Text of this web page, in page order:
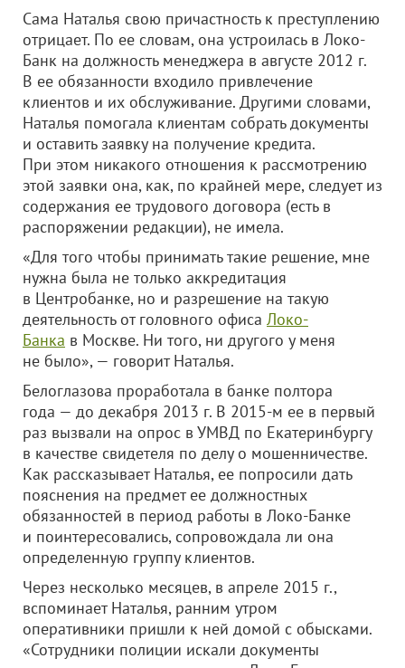
Сама Наталья свою причастность к преступлению
отрицает. По ее словам, она устроилась в Локо-
Банк на должность менеджера в августе 2012 г.
В ее обязанности входило привлечение
клиентов и их обслуживание. Другими словами,
Наталья помогала клиентам собрать документы
и оставить заявку на получение кредита.
При этом никакого отношения к рассмотрению
этой заявки она, как, по крайней мере, следует из
содержания ее трудового договора (есть в
распоряжении редакции), не имела.
«Для того чтобы принимать такие решение, мне
нужна была не только аккредитация
в Центробанке, но и разрешение на такую
деятельность от головного офиса Локо-
Банка в Москве. Ни того, ни другого у меня
не было», — говорит Наталья.
Белоглазова проработала в банке полтора
года — до декабря 2013 г. В 2015-м ее в первый
раз вызвали на опрос в УМВД по Екатеринбургу
в качестве свидетеля по делу о мошенничестве.
Как рассказывает Наталья, ее попросили дать
пояснения на предмет ее должностных
обязанностей в период работы в Локо-Банке
и поинтересовались, сопровождала ли она
определенную группу клиентов.
Через несколько месяцев, в апреле 2015 г.,
вспоминает Наталья, ранним утром
оперативники пришли к ней домой с обысками.
«Сотрудники полиции искали документы